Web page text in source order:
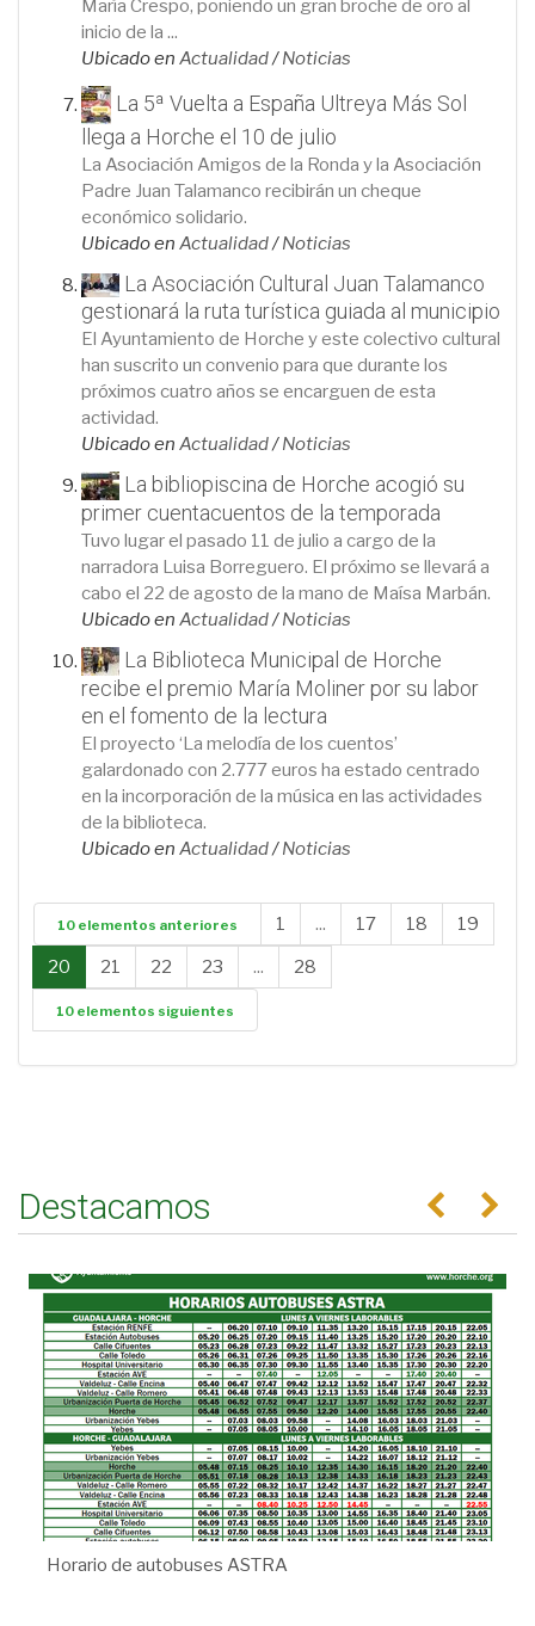
María Crespo, poniendo un gran broche de oro al
inicio de la ...
Ubicado en Actualidad/Noticias
La 5ª Vuelta a España Ultreya Más Sol
llega a Horche el 10 de julio
La Asociación Amigos de la Ronda y la Asociación
Padre Juan Talamanco recibirán un cheque
económico solidario.
Ubicado en Actualidad/Noticias
La Asociación Cultural Juan Talamanco
gestionará la ruta turística guiada al municipio
El Ayuntamiento de Horche y este colectivo cultural
han suscrito un convenio para que durante los
próximos cuatro años se encarguen de esta
actividad.
Ubicado en Actualidad/Noticias
La bibliopiscina de Horche acogió su
primer cuentacuentos de la temporada
Tuvo lugar el pasado 11 de julio a cargo de la
narradora Luisa Borreguero. El próximo se llevará a
cabo el 22 de agosto de la mano de Maísa Marbán.
Ubicado en Actualidad/Noticias
La Biblioteca Municipal de Horche
recibe el premio María Moliner por su labor
en el fomento de la lectura
El proyecto ‘La melodía de los cuentos’
galardonado con 2.777 euros ha estado centrado
en la incorporación de la música en las actividades
de la biblioteca.
Ubicado en Actualidad/Noticias
10 elementos anteriores 1 ... 17 18
19
20
21 22 23 ... 28
10 elementos siguientes
Destacamos Anterior
Horario de autobuses ASTRA